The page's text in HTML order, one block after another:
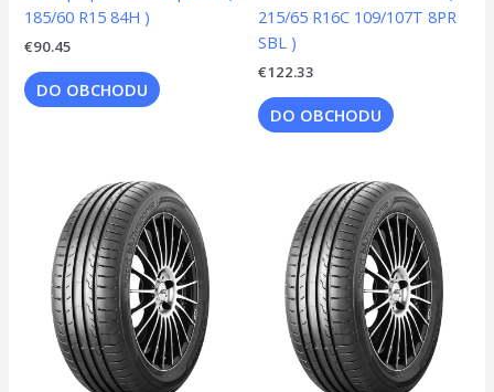
185/60 R15 84H )
€90.45
DO OBCHODU
215/65 R16C 109/107T 8PR
SBL )
€122.33
DO OBCHODU